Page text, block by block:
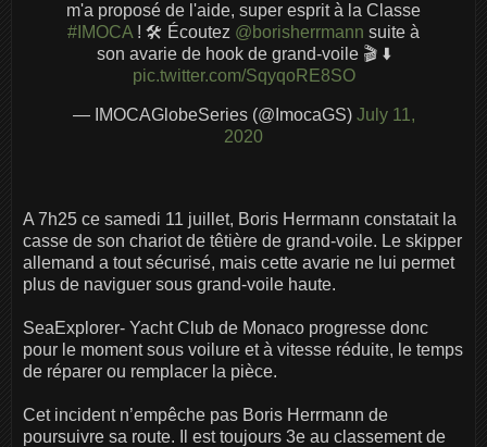
m'a proposé de l'aide, super esprit à la Classe
#IMOCA ! 🛠 Écoutez @borisherrmann suite à
son avarie de hook de grand-voile 🎬 ⬇️
pic.twitter.com/SqyqoRE8SO
— IMOCAGlobeSeries (@ImocaGS) July 11,
2020
A 7h25 ce samedi 11 juillet, Boris Herrmann constatait la
casse de son chariot de têtière de grand-voile. Le skipper
allemand a tout sécurisé, mais cette avarie ne lui permet
plus de naviguer sous grand-voile haute.
SeaExplorer- Yacht Club de Monaco progresse donc
pour le moment sous voilure et à vitesse réduite, le temps
de réparer ou remplacer la pièce.
Cet incident n’empêche pas Boris Herrmann de
poursuivre sa route. Il est toujours 3e au classement de